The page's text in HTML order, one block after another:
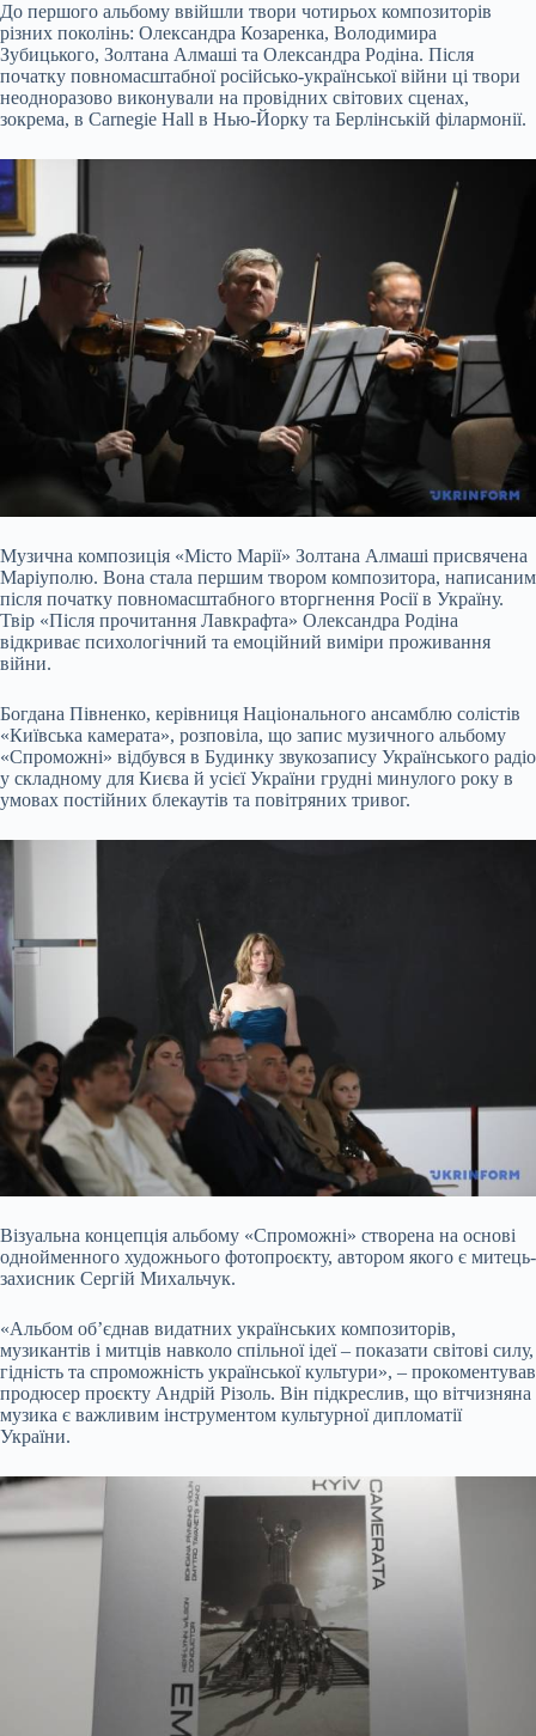
До першого альбому ввійшли твори чотирьох композиторів
різних поколінь: Олександра Козаренка, Володимира
Зубицького, Золтана Алмаші та Олександра Родіна. Після
початку повномасштабної російсько-української війни ці твори
неодноразово виконували на провідних світових сценах,
зокрема, в Carnegie Hall в Нью-Йорку та Берлінській філармонії.
Музична композиція «Місто Марії» Золтана Алмаші присвячена
Маріуполю. Вона стала першим твором композитора, написаним
після початку повномасштабного вторгнення Росії в Україну.
Твір «Після прочитання Лавкрафта» Олександра Родіна
відкриває психологічний та емоційний виміри проживання
війни.
Богдана Півненко, керівниця Національного ансамблю солістів
«Київська камерата», розповіла, що запис музичного альбому
«Спроможні» відбувся в Будинку звукозапису Українського радіо
у складному для Києва й усієї України грудні минулого року в
умовах постійних блекаутів та повітряних тривог.
Візуальна концепція альбому «Спроможні» створена на основі
однойменного художнього фотопроєкту, автором якого є митець-
захисник Сергій Михальчук.
«Альбом об’єднав видатних українських композиторів,
музикантів і митців навколо спільної ідеї – показати світові силу,
гідність та спроможність української культури», – прокоментував
продюсер проєкту Андрій Різоль. Він підкреслив, що вітчизняна
музика є важливим інструментом культурної дипломатії
України.